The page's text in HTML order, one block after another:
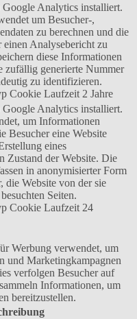
Analytics installiert.
um Besucher-,
zu berechnen und die
Analysebericht zu
diese Informationen
zufällig generierte Nummer
zu identifizieren.
Cookie Laufzeit 2 Jahre
Analytics installiert.
um Informationen
Besucher eine Website
eines
Zustand der Website. Die
in anonymisierter Form
die Website von der sie
Seiten.
Cookie Laufzeit 24
Werbung verwendet, um
und Marketingkampagnen
verfolgen Besucher auf
Informationen, um
bereitzustellen.